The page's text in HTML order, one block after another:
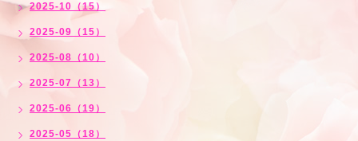
2025-10（15）
2025-09（15）
2025-08（10）
2025-07（13）
2025-06（19）
2025-05（18）